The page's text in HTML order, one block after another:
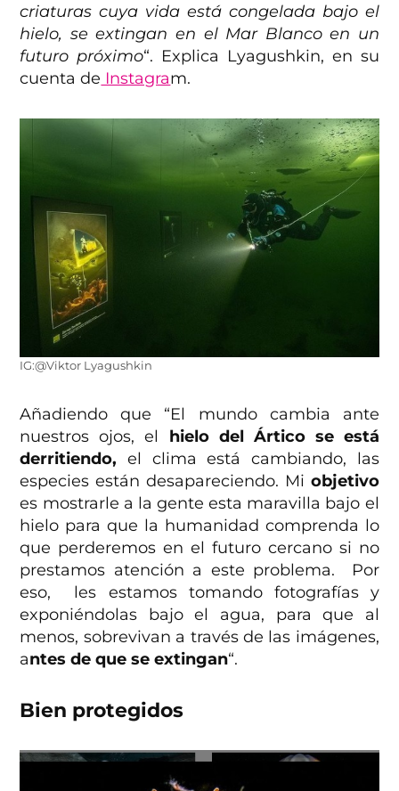
criaturas cuya vida está congelada bajo el
hielo, se extingan en el Mar Blanco en un
futuro próximo“. Explica Lyagushkin, en su
cuenta de Instagram.
IG:@Viktor Lyagushkin
Añadiendo que “El mundo cambia ante
nuestros ojos, el hielo del Ártico se está
derritiendo, el clima está cambiando, las
especies están desapareciendo. Mi objetivo
es mostrarle a la gente esta maravilla bajo el
hielo para que la humanidad comprenda lo
que perderemos en el futuro cercano si no
prestamos atención a este problema. Por
eso, les estamos tomando fotografías y
exponiéndolas bajo el agua, para que al
menos, sobrevivan a través de las imágenes,
antes de que se extingan“.
Bien protegidos